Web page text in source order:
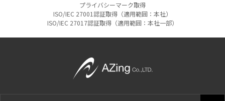
プライバシーマーク取得
ISO/IEC 27001認証取得（適用範囲：本社）
ISO/IEC 27017認証取得（適用範囲：本社一部）